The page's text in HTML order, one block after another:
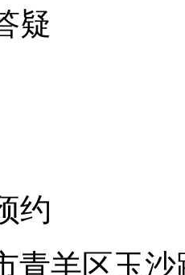
疑
约
青羊区玉